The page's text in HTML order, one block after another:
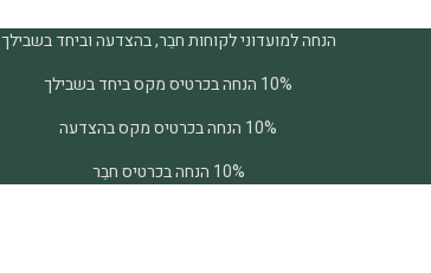
הנחה למועדוני לקוחות חבֵר, בהצדעה וביחד בשבילך
10% הנחה בכרטיס מקס ביחד בשבילך
10% הנחה בכרטיס מקס בהצדעה
10% הנחה בכרטיס חבֵר